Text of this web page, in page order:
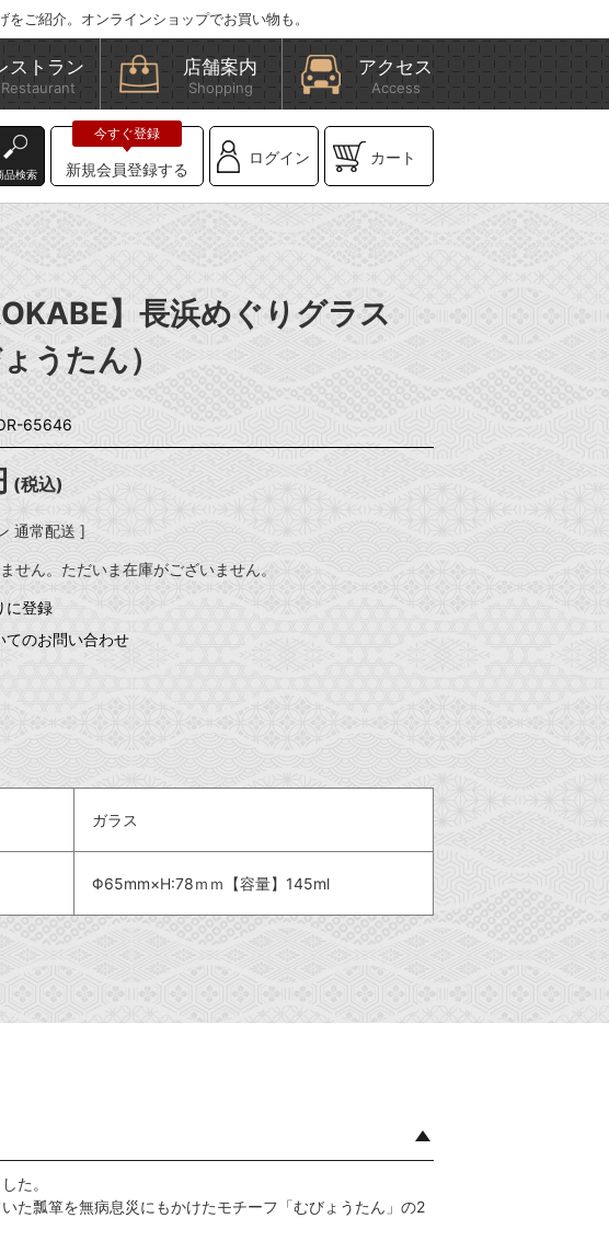
ご紹介。オンラインショップでお買い物も。
ストラン
Restaurant
店舗案内
Shopping
アクセス
Access
品検索 新規会員登録する
ログイン カート
】長浜めぐりグラス
うたん）
65646
(税込)
通常配送 ]
せん。ただいま在庫がございません。
に登録
てのお問い合わせ
ガラス
Φ65mm×H:78ｍｍ【容量】145ml
た。
た瓢箪を無病息災にもかけたモチーフ「むびょうたん」の2